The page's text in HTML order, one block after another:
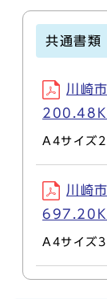
共通書類
川崎
A4サイズ
川崎
A4サイズ3